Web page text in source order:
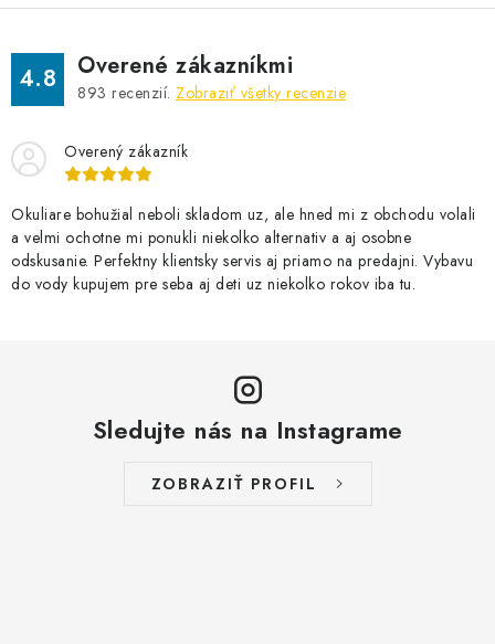
4.8 Overené zákazníkmi
893 recenzií. Zobraziť všetky recenzie
Overený zákazník
Okuliare bohužial neboli skladom uz, ale hned mi z obchodu volali
a velmi ochotne mi ponukli niekolko alternativ a aj osobne
odskusanie. Perfektny klientsky servis aj priamo na predajni. Vybavu
do vody kupujem pre seba aj deti uz niekolko rokov iba tu.
Sledujte nás na Instagrame
ZOBRAZIŤ PROFIL